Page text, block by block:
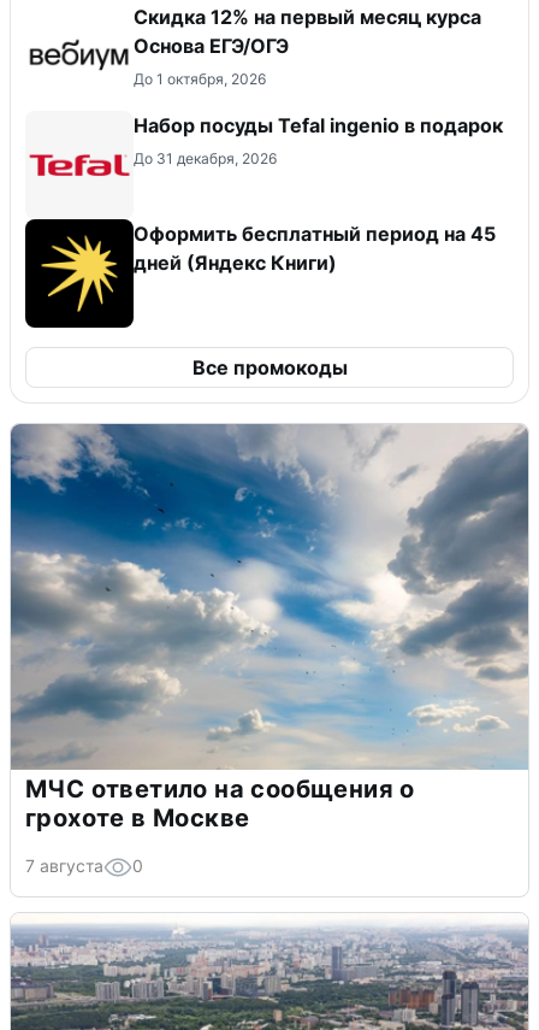
Скидка 12% на первый месяц курса
Основа ЕГЭ/ОГЭ
До 1 октября, 2026
Набор посуды Tefal ingenio в подарок
До 31 декабря, 2026
Оформить бесплатный период на 45
дней (Яндекс Книги)
Все промокоды
МЧС ответило на сообщения о
грохоте в Москве
7 августа 0